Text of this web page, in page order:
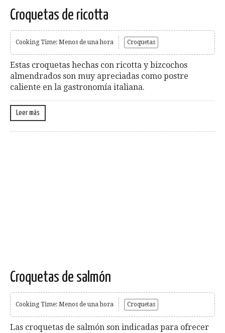
Croquetas de ricotta
Cooking Time: Menos de una hora Croquetas
Estas croquetas hechas con ricotta y bizcochos
almendrados son muy apreciadas como postre
caliente en la gastronomía italiana.
Leer más
Croquetas de salmón
Cooking Time: Menos de una hora Croquetas
Las croquetas de salmón son indicadas para ofrecer